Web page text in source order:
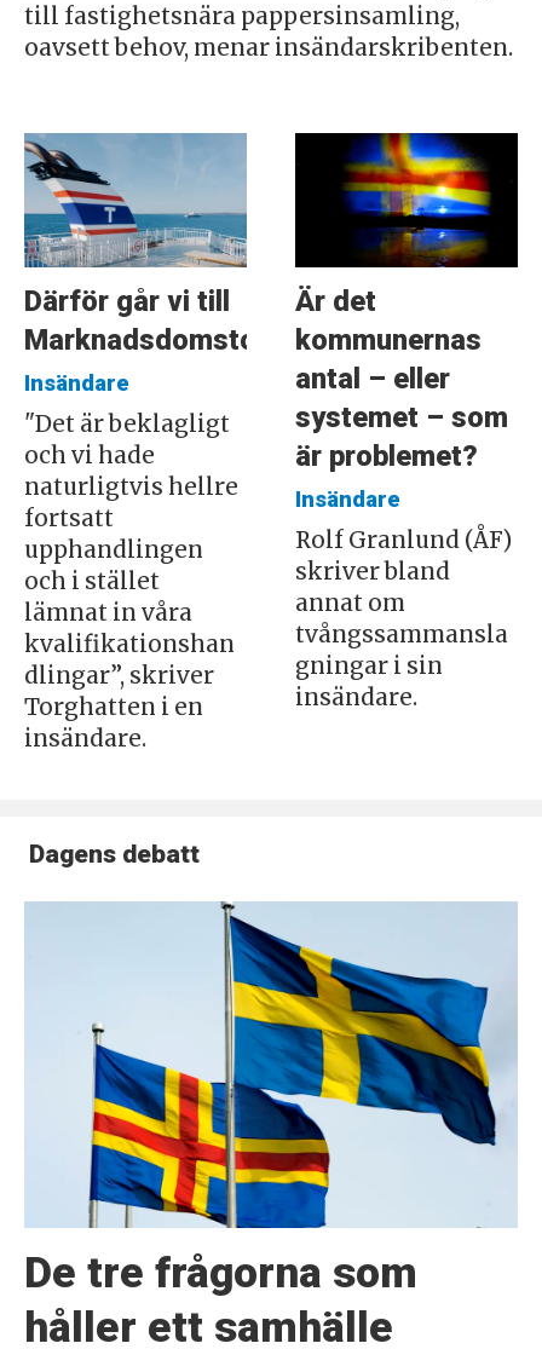
till fastighetsnära pappersinsamling,
oavsett behov, menar insändarskribenten.
Därför går vi till
Marknadsdomstolen
Insändare
"Det är beklagligt
och vi hade
naturligtvis hellre
fortsatt
upphandlingen
och i stället
lämnat in våra
kvalifikationshan
dlingar”, skriver
Torghatten i en
insändare.
Är det
kommunernas
antal – eller
systemet – som
är problemet?
Insändare
Rolf Granlund (ÅF)
skriver bland
annat om
tvångssammansla
gningar i sin
insändare.
Dagens debatt
De tre frågorna som
håller ett samhälle